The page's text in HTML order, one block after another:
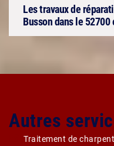
Les travaux de
Busson dans le
Autres
Traitement de